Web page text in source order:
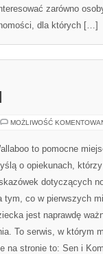
zarówno
dla których […]
MOŻLIWOŚĆ
to pomocne
o opiekunach,
dotyczących
tym, co w pierwszych
jest naprawdę
To serwis, w którym
na stronie to: Sen i